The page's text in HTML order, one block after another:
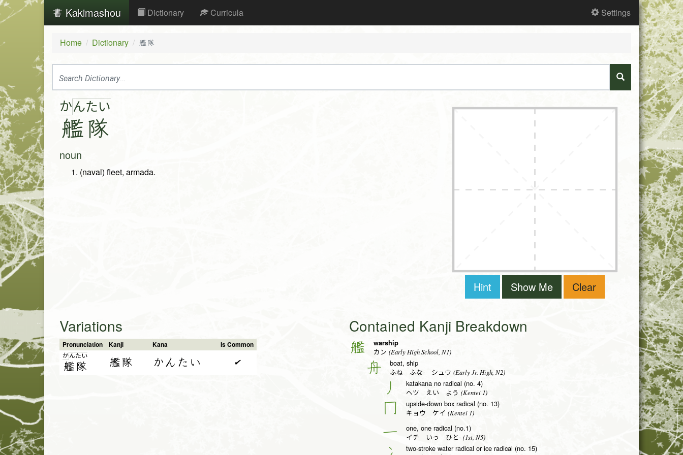
Kakimashou Dictionary Curricula Settings
Home Dictionary 艦隊
かん
艦
たい
隊
noun
(naval) fleet, armada.
Hint Show Me Clear
Variations
Pronunciation Kanji Kana Is Common
かん
艦
た い
隊 艦隊 かんたい ✔
Contained Kanji Breakdown
艦 warship
カン (Early High School, N1)
舟 boat, ship
ふね ふな- シュウ (Early Jr. High, N2)
丿 katakana no radical (no. 4)
ヘツ えい よう (Kentei 1)
冂 upside-down box radical (no. 13)
キョウ ケイ (Kentei 1)
一 one, one radical (no.1)
イチ いっ ひと- (1st, N5)
two-stroke water radical or ice radical (no. 15)